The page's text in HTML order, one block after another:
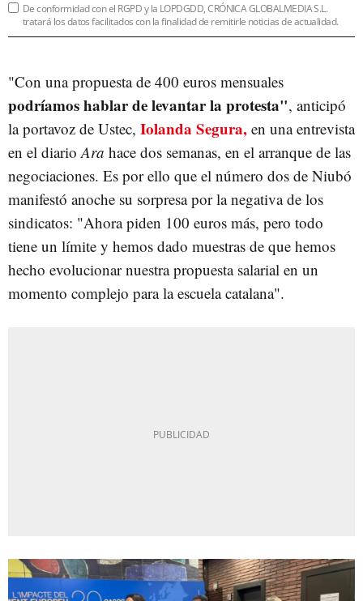
De conformidad con el RGPD y la LOPDGDD, CRÓNICA GLOBALMEDIA S.L.
tratará los datos facilitados con la finalidad de remitirle noticias de actualidad.
"Con una propuesta de 400 euros mensuales
podríamos hablar de levantar la protesta", anticipó
la portavoz de Ustec, Iolanda Segura, en una entrevista
en el diario Ara hace dos semanas, en el arranque de las
negociaciones. Es por ello que el número dos de Niubó
manifestó anoche su sorpresa por la negativa de los
sindicatos: "Ahora piden 100 euros más, pero todo
tiene un límite y hemos dado muestras de que hemos
hecho evolucionar nuestra propuesta salarial en un
momento complejo para la escuela catalana".